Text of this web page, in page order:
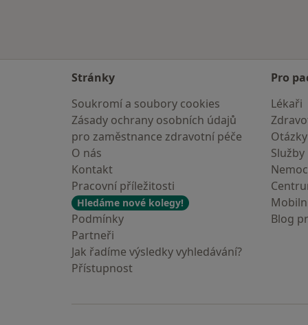
Stránky
Soukromí a soubory cookies
Zásady ochrany osobních údajů
pro zaměstnance zdravotní péče
O nás
Kontakt
Pracovní příležitosti
Hledáme nové kolegy!
Podmínky
Partneři
Jak řadíme výsledky vyhledávání?
Přístupnost
Pro
Lékaři
Služby
Blog